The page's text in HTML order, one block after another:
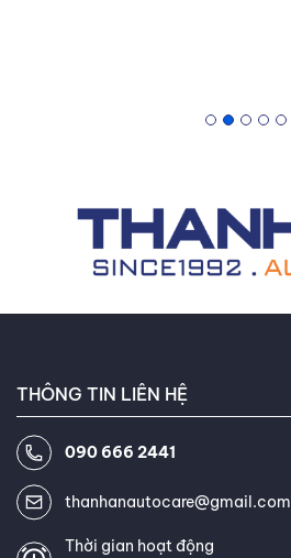
THÔNG TIN LIÊN HỆ
090 666 2441
thanhanautocare@gmail.com
Thời gian hoạt động